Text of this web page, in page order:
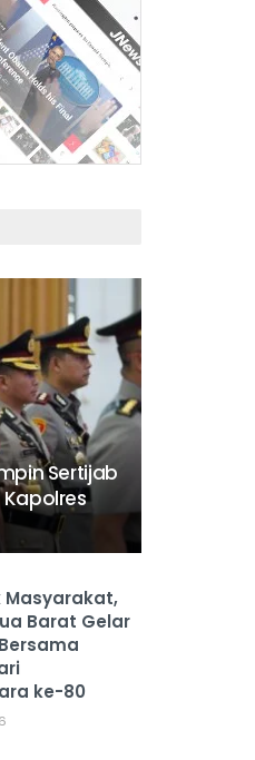
Sertijab
Masyarakat,
Barat Gelar
ke-80